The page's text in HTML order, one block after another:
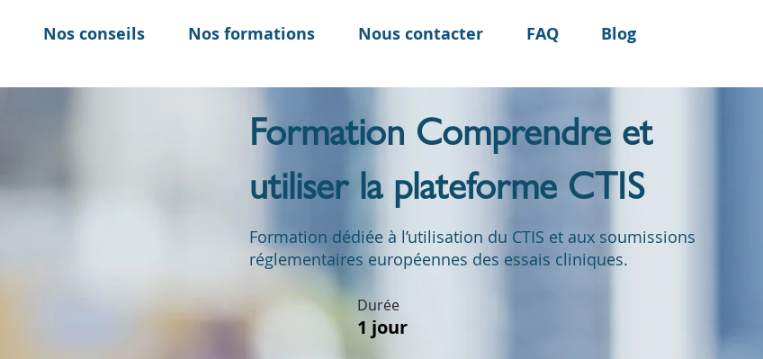
Nos conseils Nos formations Nous contacter FAQ Blog
Formation Comprendre et
utiliser la plateforme CTIS
Formation dédiée à l’utilisation du CTIS et aux soumissions
réglementaires européennes des essais cliniques.
Durée
1 jour